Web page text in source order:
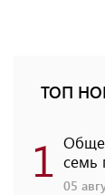
ТОП
1 семь
05